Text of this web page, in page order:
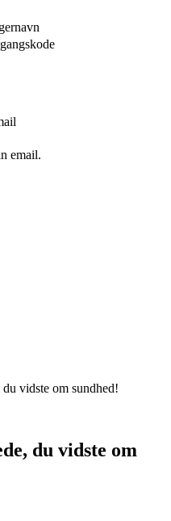
email.
vidste om sundhed!
du vidste om